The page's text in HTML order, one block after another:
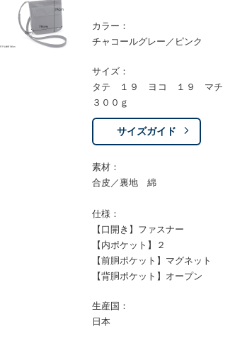
カラー：
チャコールグレー／ピンク
サイズ：
タテ １９ ヨコ １９ マチ ５
３００ｇ
サイズガイド
素材：
合皮／裏地 綿
仕様：
【口開き】ファスナー
【内ポケット】２
【前胴ポケット】マグネット
【背胴ポケット】オープン
生産国：
日本